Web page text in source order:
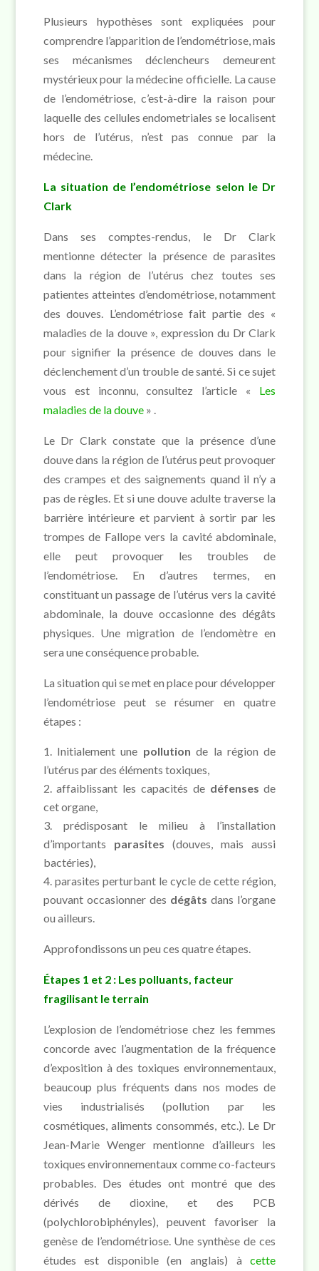
Plusieurs hypothèses sont expliquées pour
comprendre l’apparition de l’endométriose, mais
ses mécanismes déclencheurs demeurent
mystérieux pour la médecine officielle. La cause
de l’endométriose, c’est-à-dire la raison pour
laquelle des cellules endometriales se localisent
hors de l’utérus, n’est pas connue par la
médecine.
La situation de l’endométriose selon le Dr
Clark
Dans ses comptes-rendus, le Dr Clark
mentionne détecter la présence de parasites
dans la région de l’utérus chez toutes ses
patientes atteintes d’endométriose, notamment
des douves. L’endométriose fait partie des «
maladies de la douve », expression du Dr Clark
pour signifier la présence de douves dans le
déclenchement d’un trouble de santé. Si ce sujet
vous est inconnu, consultez l’article « Les
maladies de la douve» .
Le Dr Clark constate que la présence d’une
douve dans la région de l’utérus peut provoquer
des crampes et des saignements quand il n’y a
pas de règles. Et si une douve adulte traverse la
barrière intérieure et parvient à sortir par les
trompes de Fallope vers la cavité abdominale,
elle peut provoquer les troubles de
l’endométriose. En d’autres termes, en
constituant un passage de l’utérus vers la cavité
abdominale, la douve occasionne des dégâts
physiques. Une migration de l’endomètre en
sera une conséquence probable.
La situation qui se met en place pour développer
l’endométriose peut se résumer en quatre
étapes :
Initialement une pollution de la région de
l’utérus par des éléments toxiques,
affaiblissant les capacités de défensesde
cet organe,
prédisposant le milieu à l’installation
d’importants parasites (douves, mais aussi
bactéries),
parasites perturbant le cycle de cette région,
pouvant occasionner des dégâtsdans l’organe
ou ailleurs.
Approfondissons un peu ces quatre étapes.
Étapes 1 et 2 : Les polluants, facteur
fragilisant le terrain
L’explosion de l’endométriose chez les femmes
concorde avec l’augmentation de la fréquence
d’exposition à des toxiques environnementaux,
beaucoup plus fréquents dans nos modes de
vies industrialisés (pollution par les
cosmétiques, aliments consommés, etc.). Le Dr
Jean-Marie Wenger mentionne d’ailleurs les
toxiques environnementaux comme co-facteurs
probables. Des études ont montré que des
dérivés de dioxine, et des PCB
(polychlorobiphényles), peuvent favoriser la
genèse de l’endométriose. Une synthèse de ces
études est disponible (en anglais) àcette